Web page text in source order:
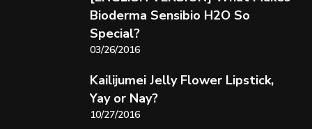
Bioderma Sensibio H2O So
Special?
03/26/2016
Kailijumei Jelly Flower Lipstick,
Yay or Nay?
10/27/2016